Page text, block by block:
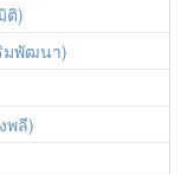
ติ)
มพัฒนา)
พลี)